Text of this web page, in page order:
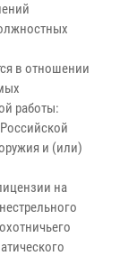
в отношении
работы:
и (или)
на